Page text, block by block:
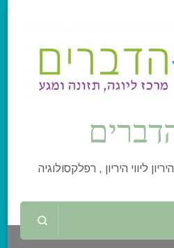
ליווי היריון , רפלקסולוגיה